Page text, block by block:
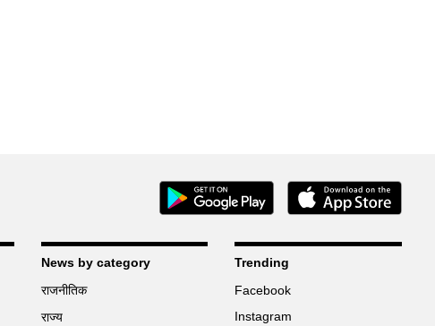
News by category
राजनीतिक
राज्य
Trending
Facebook
Instagram